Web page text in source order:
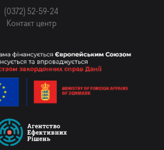
(0372) 52-59-24
Контакт центр